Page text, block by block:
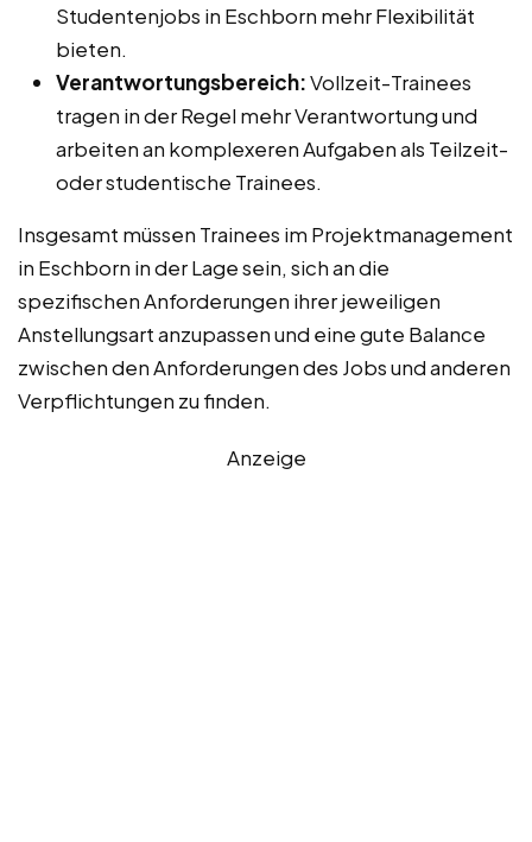
Studentenjobs in Eschborn mehr Flexibilität
bieten.
Verantwortungsbereich:Vollzeit-Trainees
tragen in der Regel mehr Verantwortung und
arbeiten an komplexeren Aufgaben als Teilzeit-
oder studentische Trainees.
Insgesamt müssen Trainees im Projektmanagement
in Eschborn in der Lage sein, sich an die
spezifischen Anforderungen ihrer jeweiligen
Anstellungsart anzupassen und eine gute Balance
zwischen den Anforderungen des Jobs und anderen
Verpflichtungen zu finden.
Anzeige